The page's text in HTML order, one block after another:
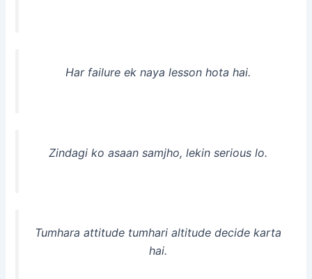
Har failure ek naya lesson hota hai.
Zindagi ko asaan samjho, lekin serious lo.
Tumhara attitude tumhari altitude decide karta
hai.